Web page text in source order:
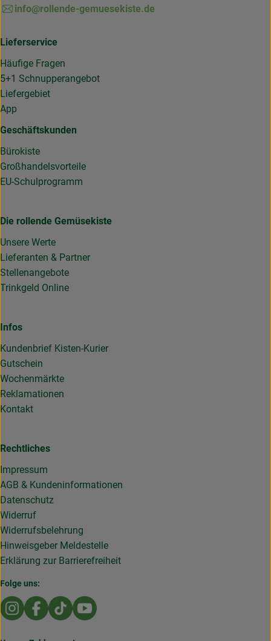
info@rollende-gemuesekiste.de
Lieferservice
Häufige Fragen
5+1 Schnupperangebot
Liefergebiet
App
Geschäftskunden
Bürokiste
Großhandelsvorteile
EU-Schulprogramm
Die rollende Gemüsekiste
Unsere Werte
Lieferanten & Partner
Stellenangebote
Trinkgeld Online
Infos
Kundenbrief Kisten-Kurier
Gutschein
Wochenmärkte
Reklamationen
Kontakt
Rechtliches
Impressum
AGB & Kundeninformationen
Datenschutz
Widerruf
Widerrufsbelehrung
Hinweisgeber Meldestelle
Erklärung zur Barrierefreiheit
Folge uns:
Externer Link zu https://www.instagram.com/
Externer Link zu https://www.facebook.com/
Externer Link zu https://www.tiktok.com/
Externer Link zu https://